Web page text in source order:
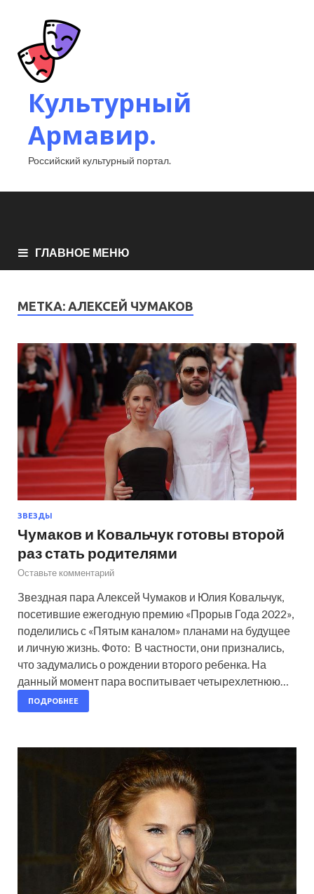
Культурный
Армавир.
Российский культурный портал.
ГЛАВНОЕ МЕНЮ
МЕТКА: АЛЕКСЕЙ ЧУМАКОВ
ЗВЕЗДЫ
Чумаков и Ковальчук готовы второй
раз стать родителями
Оставьте комментарий
Звездная пара Алексей Чумаков и Юлия Ковальчук,
посетившие ежегодную премию «Прорыв Года 2022»,
поделились с «Пятым каналом» планами на будущее
и личную жизнь. Фото: В частности, они признались,
что задумались о рождении второго ребенка. На
данный момент пара воспитывает четырехлетнюю…
ПОДРОБНЕЕ